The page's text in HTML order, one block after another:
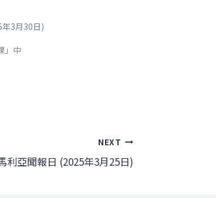
3月30日)
」中
NEXT
利亞聞報日 (2025年3月25日)